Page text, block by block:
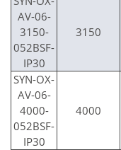
AV-06-
3150-
052BSF-
IP30
3150
SYN-OX-
AV-06-
4000-
052BSF-
IP30
4000